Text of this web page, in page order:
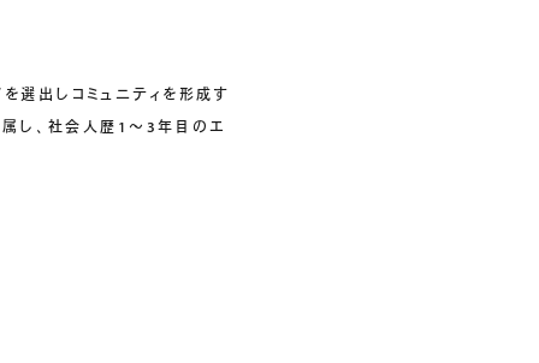
出しコミュニティを形成す
し、社会人歴1～3年目のエ